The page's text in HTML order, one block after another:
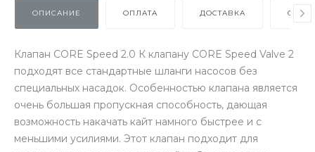
ОПИСАНИЕ ОПЛАТА ДОСТАВКА
Клапан CORE Speed 2.0 К клапану CORE Speed Valve 2
подходят все стандартные шланги насосов без
специальных насадок. Особенностью клапана является
очень большая пропускная способность, дающая
возможность накачать кайт намного быстрее и с
меньшими усилиями. Этот клапан подходит для